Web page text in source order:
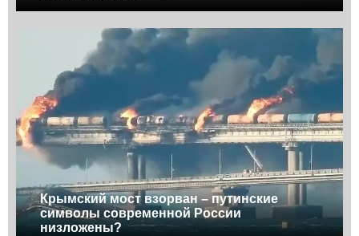
Крымский мост взорван – путинские
символы современной России
низложены?